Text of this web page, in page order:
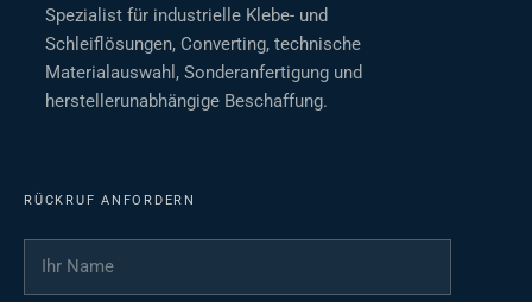
Spezialist für industrielle Klebe- und
Schleiflösungen, Converting, technische
Materialauswahl, Sonderanfertigung und
herstellerunabhängige Beschaffung.
RÜCKRUF ANFORDERN
Ihr Name